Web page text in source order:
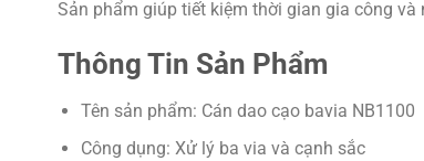
Sản phẩm giúp tiết kiệm thời gian gia công
Thông Tin Sản Phẩm
Tên sản phẩm: Cán dao cạo bavia NB1100
Công dụng: Xử lý ba via và cạnh sắc